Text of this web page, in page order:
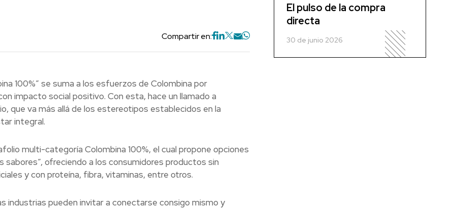
Compartir en:
100%” se suma a los esfuerzos de Colombina por
impacto social positivo. Con esta, hace un llamado a
que va más allá de los estereotipos establecidos en la
integral.
multi-categoría Colombina 100%, el cual propone opciones
sabores”, ofreciendo a los consumidores productos sin
y con proteína, fibra, vitaminas, entre otros.
industrias pueden invitar a conectarse consigo mismo y
El pulso de la compra
directa
30 de junio 2026